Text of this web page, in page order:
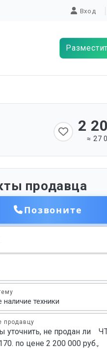
Вход
2
≈ 27
продавца
Позвоните
продавцу